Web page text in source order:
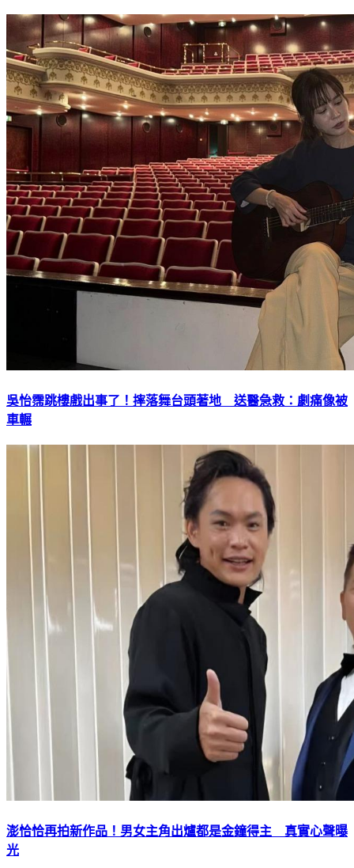
吳怡霈跳樓戲出事了！摔落舞台頭著地 送醫急救：劇痛像被
車輾
澎恰恰再拍新作品！男女主角出爐都是金鐘得主 真實心聲曝
光